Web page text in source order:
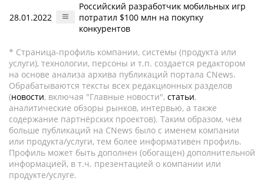
28.01.2022
Российский разработчик мобильных игр
потратил $100 млн на покупку
конкурентов
* Страница-профиль компании, системы (продукта или
услуги), технологии, персоны и т.п. создается редактором
на основе анализа архива публикаций портала CNews.
Обрабатываются тексты всех редакционных разделов
(новости, включая "Главные новости", статьи,
аналитические обзоры рынков, интервью, а также
содержание партнёрских проектов). Таким образом, чем
больше публикаций на CNews было с именем компании
или продукта/услуги, тем более информативен профиль.
Профиль может быть дополнен (обогащен) дополнительной
информацией, в т.ч. презентацией о компании или
продукте/услуге.